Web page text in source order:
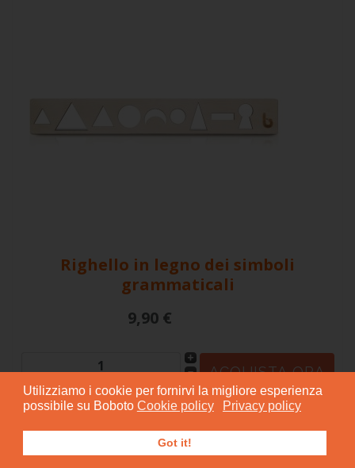
Utilizziamo i cookie per fornirvi la migliore esperienza
possibile su Boboto Cookie policy Privacy policy
Got it!
Righello in legno dei simboli
grammaticali
9,90 €